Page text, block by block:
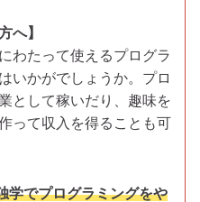
へ】
わたって使えるプログラ
いかがでしょうか。プロ
として稼いだり、趣味を
って収入を得ることも可
学でプログラミングをや